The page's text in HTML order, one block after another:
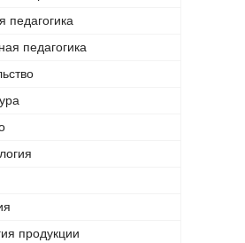
педагогика
педагогика
продукции